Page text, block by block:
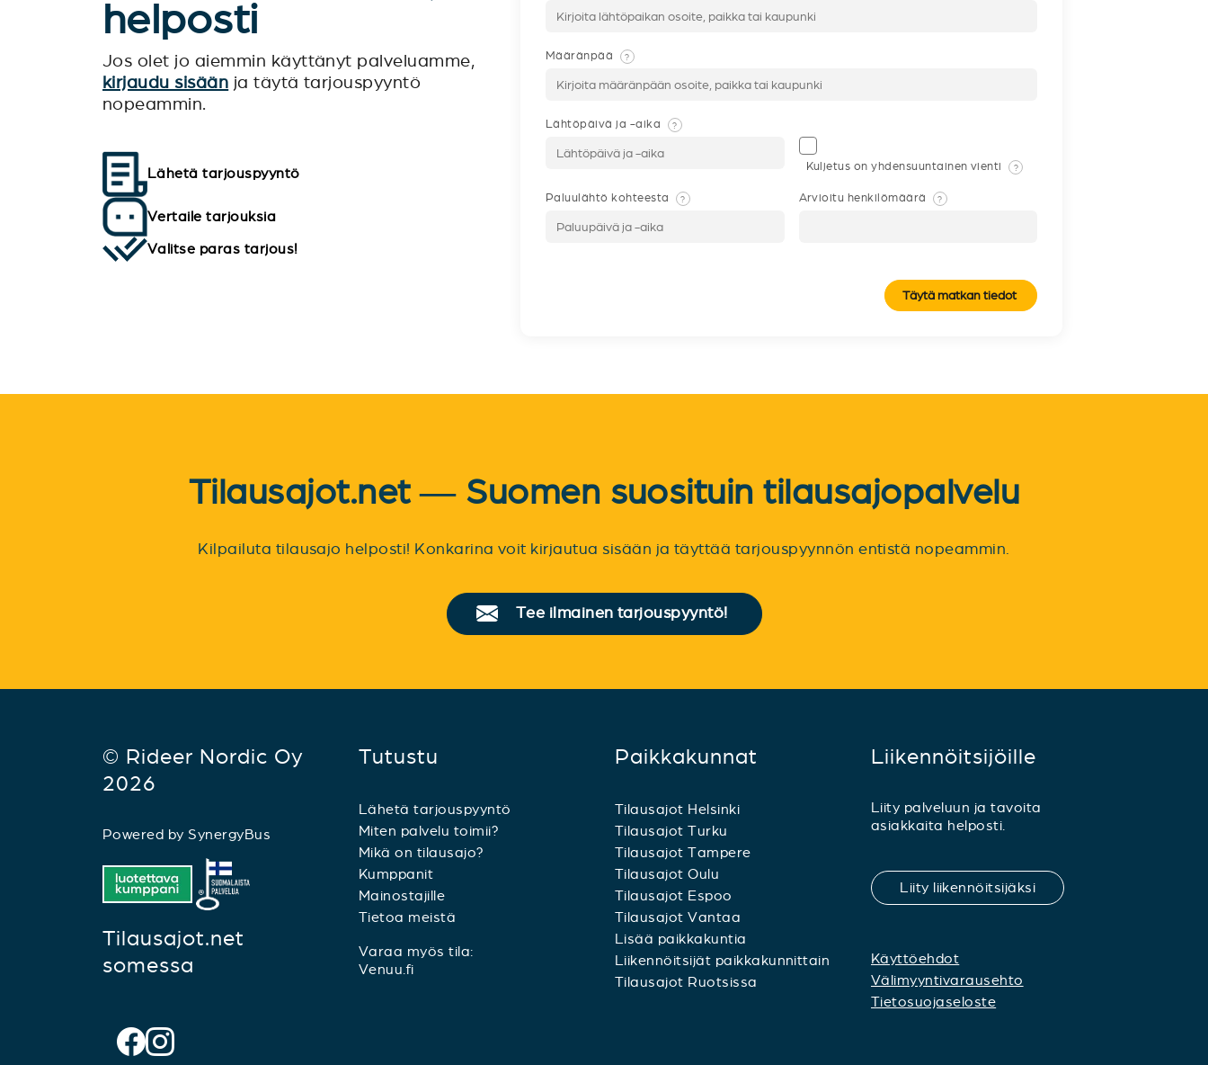
helposti
Jos olet jo aiemmin käyttänyt palveluamme,
kirjaudu sisään ja täytä tarjouspyyntö
nopeammin.
Lähetä tarjouspyyntö
Vertaile tarjouksia
Valitse paras tarjous!
Määränpää ?
Lähtöpäivä ja -aika ?
Kuljetus on yhdensuuntainen vienti ?
Paluulähtö kohteesta ? Arvioitu henkilömäärä ?
Täytä matkan tiedot
Tilausajot.net — Suomen suosituin tilausajopalvelu
Kilpailuta tilausajo helposti! Konkarina voit kirjautua sisään ja täyttää tarjouspyynnön entistä nopeammin.
Tee ilmainen tarjouspyyntö!
© Rideer Nordic Oy
2026
Powered by SynergyBus
Tilausajot.net
somessa
Tutustu
Lähetä tarjouspyyntö
Miten palvelu toimii?
Mikä on tilausajo?
Kumppanit
Mainostajille
Tietoa meistä
Varaa myös tila:
Venuu.fi
Paikkakunnat
Tilausajot Helsinki
Tilausajot Turku
Tilausajot Tampere
Tilausajot Oulu
Tilausajot Espoo
Tilausajot Vantaa
Lisää paikkakuntia
Liikennöitsijät paikkakunnittain
Tilausajot Ruotsissa
Liikennöitsijöille
Liity palveluun ja tavoita
asiakkaita helposti.
Liity liikennöitsijäksi
Käyttöehdot
Välimyyntivarausehto
Tietosuojaseloste